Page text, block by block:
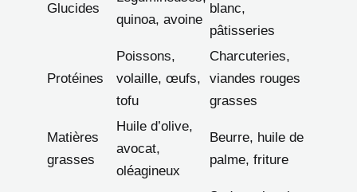
Glucides
quinoa, avoine
blanc,
pâtisseries
Protéines
Poissons,
volaille, œufs,
tofu
Charcuteries,
viandes rouges
grasses
Matières
grasses
Huile d’olive,
avocat,
oléagineux
Beurre, huile de
palme, friture